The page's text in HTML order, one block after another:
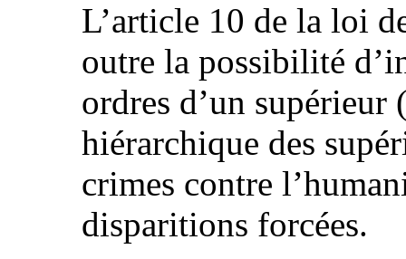
L’article 10 de la loi
outre la possibilité
ordres d’un
hiérarchique des
crimes contre
disparitions forcées.